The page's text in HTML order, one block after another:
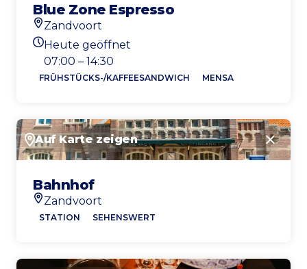
Blue Zone Espresso
Standort
Zandvoort
Heutigen Öffnungszeiten
Heute geöffnet
07:00 – 14:30
FRÜHSTÜCKS-/KAFFEESANDWICH MENSA
Auf Karte zeigen
Bahnhof
Zandvoort
STATION SEHENSWERT